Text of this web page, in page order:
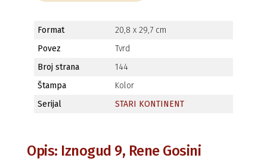
Format
20,8 x 29,7 cm
Povez
Tvrd
Broj strana
144
Štampa
Kolor
Serijal
STARI KONTINENT
Opis: Iznogud 9, Rene Gosini